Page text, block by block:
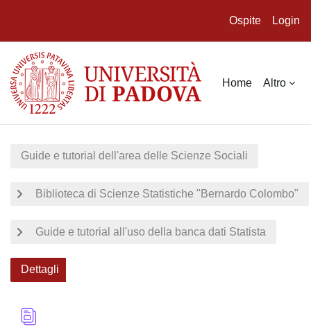
Ospite Login
Home Altro
Guide e tutorial dell'area delle Scienze Sociali
Biblioteca di Scienze Statistiche "Bernardo Colombo"
Guide e tutorial all'uso della banca dati Statista
Dettagli